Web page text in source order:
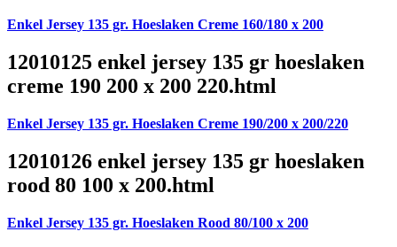
Enkel Jersey 135 gr. Hoeslaken Creme 160/180 x 200
12010125 enkel jersey 135 gr hoeslaken
creme 190 200 x 200 220.html
Enkel Jersey 135 gr. Hoeslaken Creme 190/200 x 200/220
12010126 enkel jersey 135 gr hoeslaken
rood 80 100 x 200.html
Enkel Jersey 135 gr. Hoeslaken Rood 80/100 x 200